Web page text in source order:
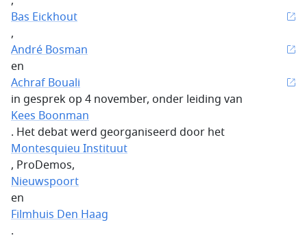
Bas Eickhout
,
André Bosman
en
Achraf Bouali
in gesprek op 4 november, onder leiding van
Kees Boonman
. Het debat werd georganiseerd door het
Montesquieu Instituut
, ProDemos,
Nieuwspoort
en
Filmhuis Den Haag
.